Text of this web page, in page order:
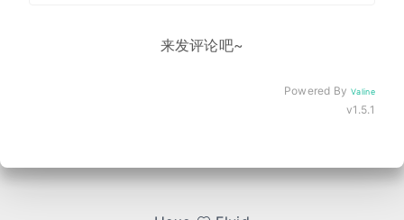
来发评论吧~
Powered ByValine
v1.5.1